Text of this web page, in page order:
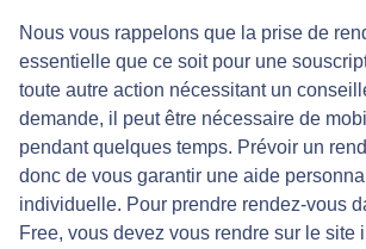
Nous vous rappelons que la prise de
essentielle que ce soit pour une
toute autre action nécessitant un
demande, il peut être nécessaire de
pendant quelques temps. Prévoir un
donc de vous garantir une aide
individuelle. Pour prendre rendez-vous
Free, vous devez vous rendre sur le site